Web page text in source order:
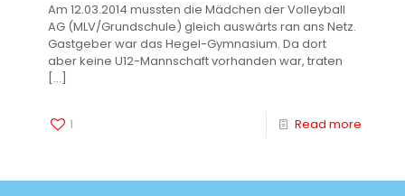
Am 12.03.2014 mussten die Mädchen der Volleyball
AG (MLV/Grundschule) gleich auswärts ran ans Netz.
Gastgeber war das Hegel-Gymnasium. Da dort
aber keine U12-Mannschaft vorhanden war, traten
[…]
1 Read more